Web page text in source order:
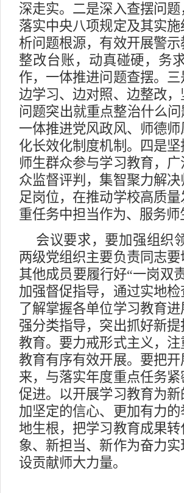
深走实。二是深入查摆问
落实中央八项规定及其实
析问题根源，有效开展警
整改台账，动真碰硬，务
作，一体推进问题查摆。
边学习、边对照、边整改
问题突出就重点整治什么
一体推进党风政风、师德
化长效化制度机制。四是
师生群众参与学习教育，
众监督评判，集智聚力解
足岗位，在推动学校高质
重任务中担当作为、服务
会议要求，要加强组织
两级党组织主要负责同志
其他成员要履行好“一岗双
加强督促指导，通过实地
了解掌握各单位学习教育
强分类指导，突出抓好新
教育。要力戒形式主义，
教育有序有效开展。要把
来，与落实年度重点任务
促进。以开展学习教育为
加坚定的信心、更加有力
地生根，把学习教育成果
象、新担当、新作为奋力
设贡献师大力量。